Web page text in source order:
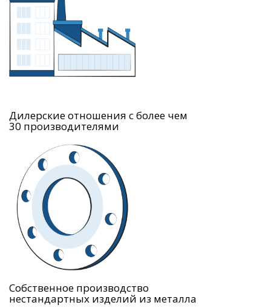
Дилерские отношения с более чем
30 производителями
Собственное производство
нестандартных изделий из металла